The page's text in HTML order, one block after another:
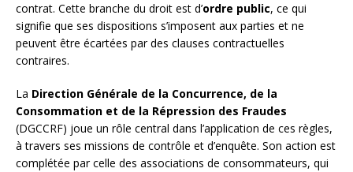
contrat. Cette branche du droit est d’ordre public, ce qui
signifie que ses dispositions s’imposent aux parties et ne
peuvent être écartées par des clauses contractuelles
contraires.
La Direction Générale de la Concurrence, de la
Consommation et de la Répression des Fraudes
(DGCCRF) joue un rôle central dans l’application de ces règles,
à travers ses missions de contrôle et d’enquête. Son action est
complétée par celle des associations de consommateurs, qui